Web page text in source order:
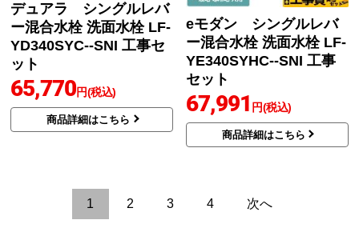
デュアラ シングルレバ
ー混合水栓 洗面水栓 LF-
YD340SYC--SNI 工事セ
ット
65,770円(税込)
商品詳細はこちら
eモダン シングルレバ
ー混合水栓 洗面水栓 LF-
YE340SYHC--SNI 工事
セット
67,991 円(税込)
商品詳細はこちら
1 2 3 4 次へ